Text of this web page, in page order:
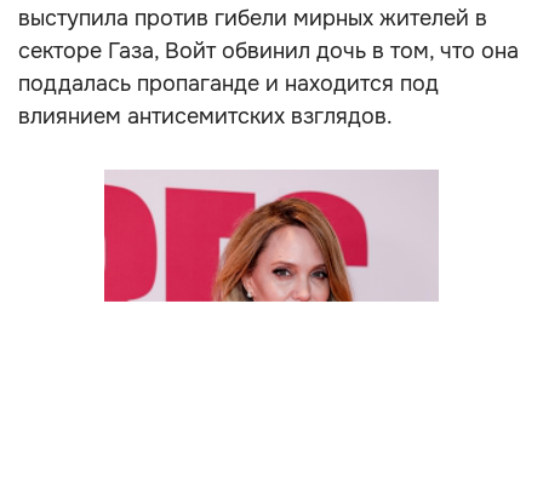
выступила против гибели мирных жителей в
секторе Газа, Войт обвинил дочь в том, что она
поддалась пропаганде и находится под
влиянием антисемитских взглядов.